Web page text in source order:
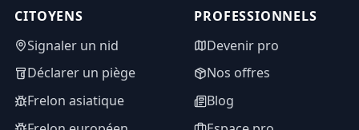
CITOYENS
Signaler un nid
Déclarer un piège
Frelon asiatique
PROFESSIONNELS
Devenir pro
Nos offres
Blog